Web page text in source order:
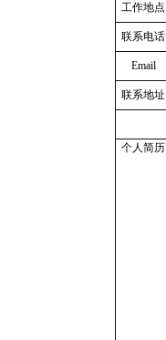
工作地点
联系电话
Email
联系地址
个人简历